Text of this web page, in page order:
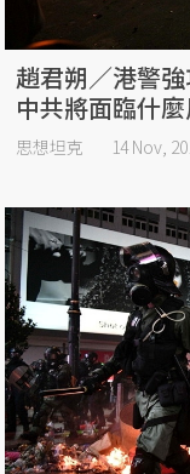
趙君朔／港警
中共將面臨什麼
思想坦克 14 Nov,